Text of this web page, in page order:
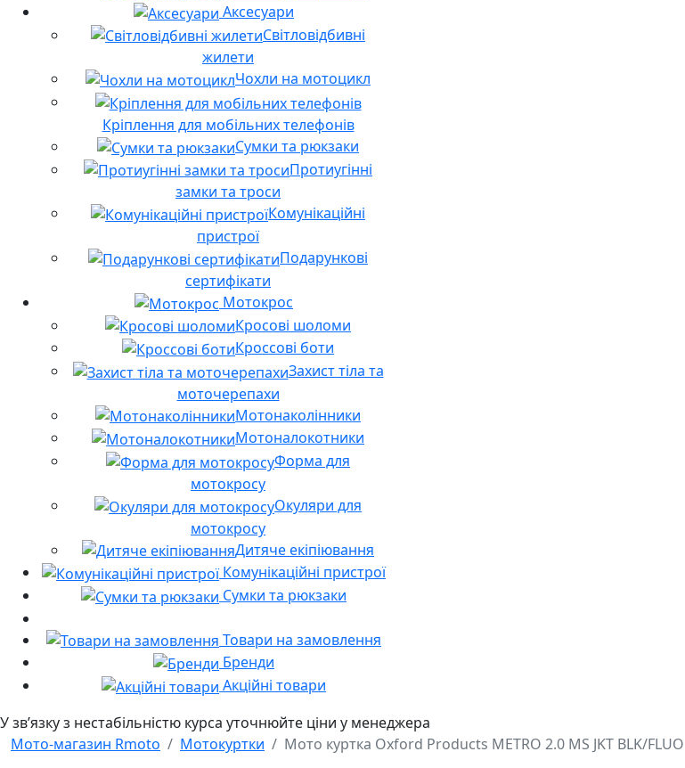
Аксесуари
Світловідбивні
жилети
Чохли на мотоцикл
Кріплення для мобільних телефонів
Сумки та рюкзаки
Протиугінні
замки та троси
Комунікаційні
пристрої
Подарункові
сертифікати
Мотокрос
Кросові шоломи
Кроссові боти
Захист тіла та
моточерепахи
Мотонаколінники
Мотоналокотники
Форма для
мотокросу
Окуляри для
мотокросу
Дитяче екіпіювання
Комунікаційні пристрої
Сумки та рюкзаки
Товари на замовлення
Бренди
Акційні товари
У звʼязку з нестабільністю курса уточнюйте ціни у менеджера
Мото-магазин Rmoto
Мотокуртки
Мото куртка Oxford Products METRO 2.0 MS JKT BLK/FLUO